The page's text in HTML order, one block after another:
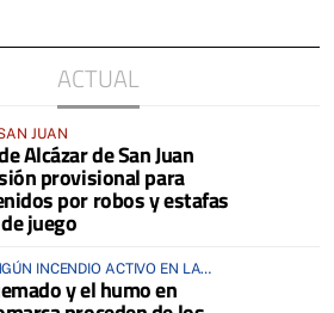
ACTUAL
JUAN
Alcázar de San Juan
provisional para
por robos y estafas
juego
INCENDIO ACTIVO EN LA
y el humo en